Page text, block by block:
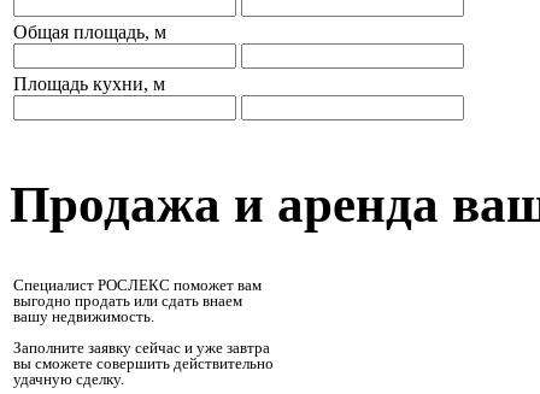
Общая площадь, м
Площадь кухни, м
Продажа и аренда
Специалист РОСЛЕКС поможет вам
выгодно продать или сдать внаем
вашу недвижимость.
Заполните заявку сейчас и уже завтра
вы сможете совершить действительно
удачную сделку.